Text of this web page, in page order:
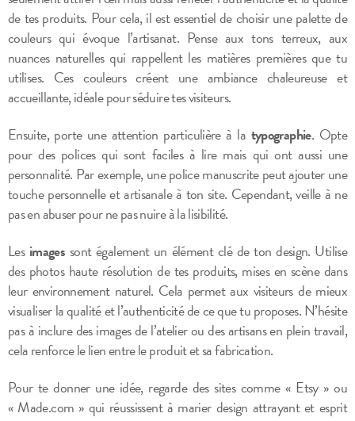
de tes produits. Pour cela, il est essentiel de choisir une palette de
couleurs qui évoque l’artisanat. Pense aux tons terreux, aux
nuances naturelles qui rappellent les matières premières que tu
utilises. Ces couleurs créent une ambiance chaleureuse et
accueillante, idéale pour séduire tes visiteurs.
Ensuite, porte une attention particulière à la typographie. Opte
pour des polices qui sont faciles à lire mais qui ont aussi une
personnalité. Par exemple, une police manuscrite peut ajouter une
touche personnelle et artisanale à ton site. Cependant, veille à ne
pas en abuser pour ne pas nuire à la lisibilité.
Les images sont également un élément clé de ton design. Utilise
des photos haute résolution de tes produits, mises en scène dans
leur environnement naturel. Cela permet aux visiteurs de mieux
visualiser la qualité et l’authenticité de ce que tu proposes. N’hésite
pas à inclure des images de l’atelier ou des artisans en plein travail,
cela renforce le lien entre le produit et sa fabrication.
Pour te donner une idée, regarde des sites comme « Etsy » ou
« Made.com » qui réussissent à marier design attrayant et esprit